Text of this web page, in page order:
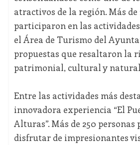
atractivos de la región. Más de
participaron en las
el Área de Turismo del
propuestas que resaltaron la
patrimonial, cultural y natural
Entre las actividades más
innovadora experiencia “El
Alturas”. Más de 250
disfrutar de impresionantes